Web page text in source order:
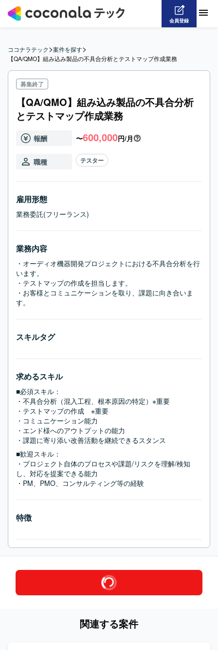
会員登録
ココナラテック>案件を探す>
【QA/QMO】組み込み製品の不具合分析とテストマップ作成業務
募集終了
【QA/QMO】組み込み製品の不具合分析
とテストマップ作成業務
報酬 〜600,000円/月
職種 テスター
雇用形態
業務委託(フリーランス)
業務内容
・オーディオ機器開発プロジェクトにおける不具合分析を行
います。
・テストマップの作成を担当します。
・お客様とコミュニケーションを取り、課題に向き合いま
す。
スキルタグ
求めるスキル
■必須スキル：
・不具合分析（混入工程、根本原因の特定）※重要
・テストマップの作成　※重要
・コミュニケーション能力
・エンド様へのアウトプットの能力
・課題に寄り添い改善活動を継続できるスタンス
■歓迎スキル：
・プロジェクト自体のプロセスや課題/リスクを理解/検知
し、対応を提案できる能力
・PM、PMO、コンサルティング等の経験
特徴
関連する案件